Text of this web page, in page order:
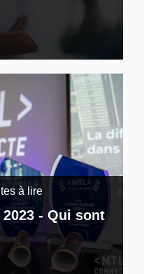
à lire
2023 - Qui sont